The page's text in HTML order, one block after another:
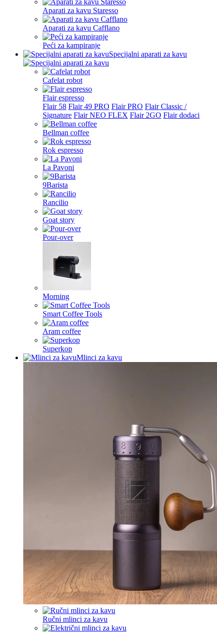
Aparati za kavu Staresso
Aparati za kavu Cafflano
Peći za kampiranje
Specijalni aparati za kavu
Cafelat robot
Flair espresso
Flair 58 Flair 49 PRO Flair PRO Flair Classic /
Signature Flair NEO FLEX Flair 2GO Flair dodaci
Bellman coffee
Rok espresso
La Pavoni
9Barista
Rancilio
Goat story
Pour-over
Morning
Smart Coffee Tools
Aram coffee
Superkop
Mlinci za kavu
Ručni mlinci za kavu